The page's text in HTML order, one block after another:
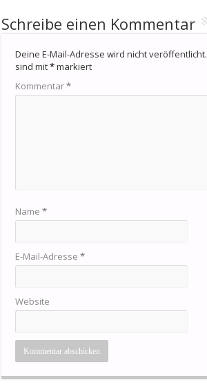
Schreibe einen Kommentar
Deine E-Mail-Adresse wird nicht veröffentlicht.
sind mit*markiert
Kommentar*
Name*
E-Mail-Adresse*
Website